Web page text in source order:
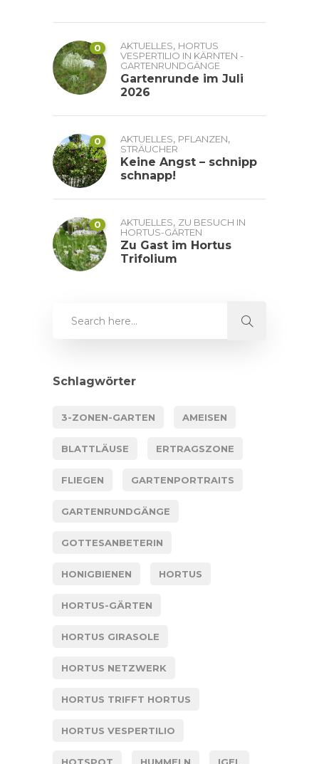
0 AKTUELLES, HORTUS
VESPERTILIO IN KÄRNTEN -
GARTENRUNDGÄNGE
Gartenrunde im Juli
2026
0 AKTUELLES, PFLANZEN,
STRÄUCHER
Keine Angst – schnipp
schnapp!
0 AKTUELLES, ZU BESUCH IN
HORTUS-GÄRTEN
Zu Gast im Hortus
Trifolium
Schlagwörter
3-ZONEN-GARTEN AMEISEN
BLATTLÄUSE ERTRAGSZONE
FLIEGEN GARTENPORTRAITS
GARTENRUNDGÄNGE
GOTTESANBETERIN
HONIGBIENEN HORTUS
HORTUS-GÄRTEN
HORTUS GIRASOLE
HORTUS NETZWERK
HORTUS TRIFFT HORTUS
HORTUS VESPERTILIO
HOTSPOT HUMMELN IGEL